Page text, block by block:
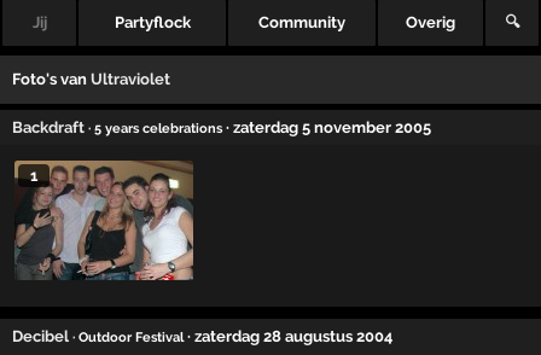
Jij Partyflock Community Overig 🔍
Foto's vanUltraviolet
Backdraft · 5 years celebrations · zaterdag 5 november 2005
1
Decibel · Outdoor Festival · zaterdag 28 augustus 2004